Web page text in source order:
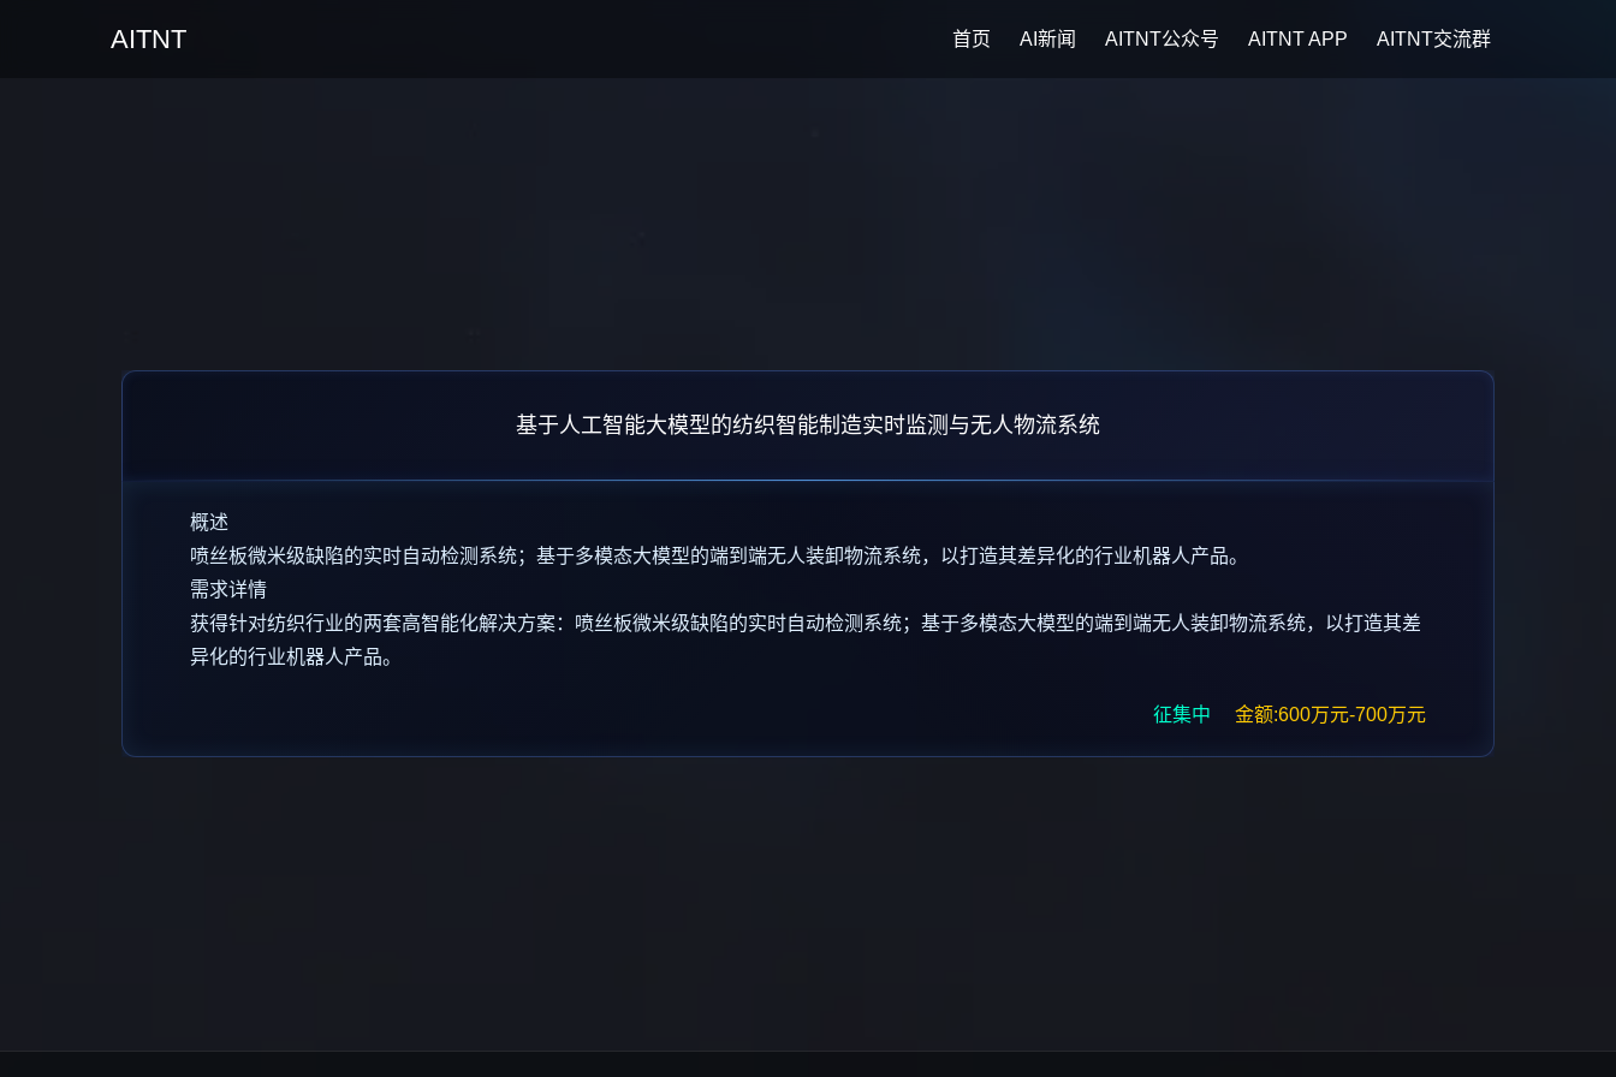
AITNT 首页 AI新闻 AITNT公众号 AITNT APP AITNT交流群
基于人工智能大模型的纺织智能制造实时监测与无人物流系统
概述
喷丝板微米级缺陷的实时自动检测系统；基于多模态大模型的端到端无人装卸物流系统，以打造其差异化的行业机器人产品。
需求详情
获得针对纺织行业的两套高智能化解决方案：喷丝板微米级缺陷的实时自动检测系统；基于多模态大模型的端到端无人装卸物流系统，以打造其差
异化的行业机器人产品。
征集中 金额:600万元-700万元